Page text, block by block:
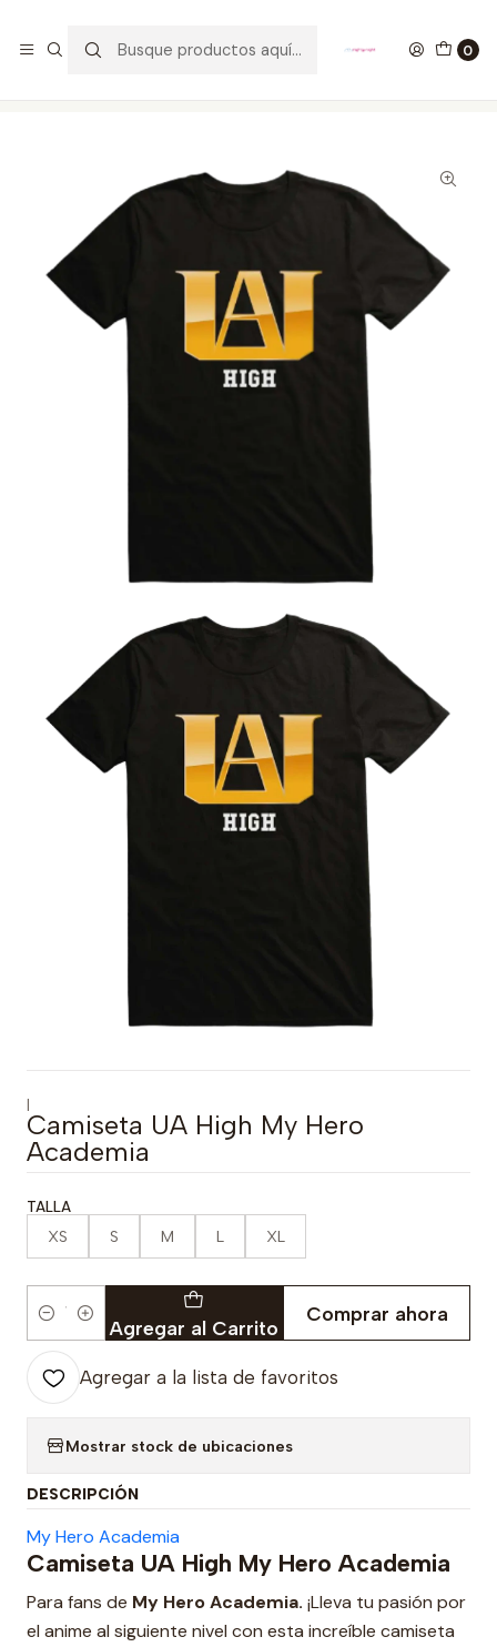
0
|
Camiseta UA High My Hero
Academia
TALLA
XS S M L XL
Cantidad Agregar al Carrito
Comprar ahora
Agregar a la lista de favoritos
Mostrar stock de ubicaciones
DESCRIPCIÓN
My Hero Academia
Camiseta UA High My Hero Academia
Para fans de My Hero Academia. ¡Lleva tu pasión por
el anime al siguiente nivel con esta increíble camiseta